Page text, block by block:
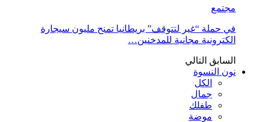
مجتمع
في حملة “غير لتتوقف” بريطانيا تمنح مليون سيجارة
الكترونية مجانية للمدخنين…
السابق التالي
نون النسوة
الكل
جمال
طفلك
موضة